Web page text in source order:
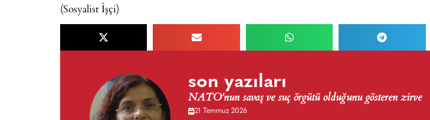
(Sosyalist İşçi)
son yazıları
NATO’nun savaş ve suç örgütü olduğunu gösteren zirve
21 Temmuz 2026